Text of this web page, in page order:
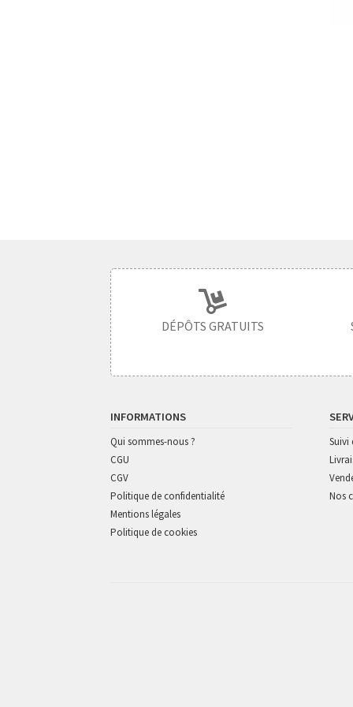
DÉPÔTS GRATUITS
INFORMATIONS
Qui sommes-nous ?
CGU
CGV
Politique de confidentialité
Mentions légales
Politique de cookies
Suivi
Nos